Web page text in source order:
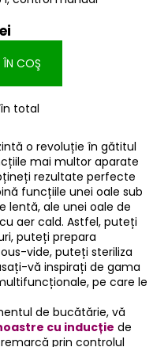
COŞ
total
o revoluție în gătitul
mai multor aparate
rezultate perfecte
funcțiile unei oale sub
lentă, ale unei oale de
aer cald. Astfel, puteți
puteți prepara
vide, puteți steriliza
vă inspirați de gama
pe care le
de bucătărie, vă
cu inducție de
prin controlul